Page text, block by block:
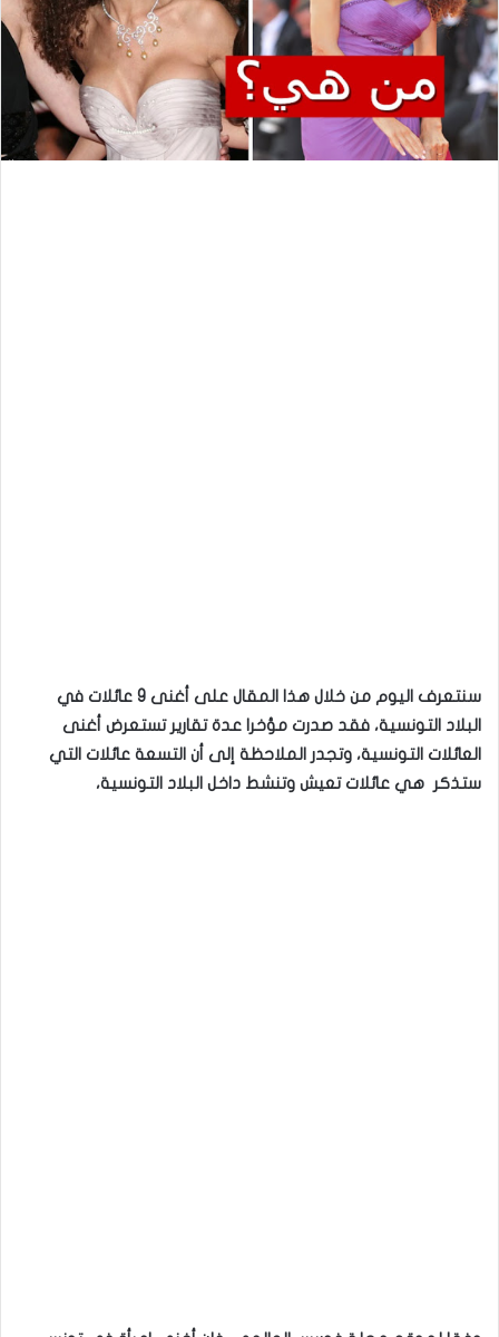
سنتعرف اليوم من خلال هذا المقال على أغنى 9 عائلات في
البلاد التونسية، فقد صدرت مؤخرا عدة تقارير تستعرض أغنى
العائلات التونسية، وتجدر الملاحظة إلى أن التسعة عائلات التي
ستذكر هي عائلات تعيش وتنشط داخل البلاد التونسية،